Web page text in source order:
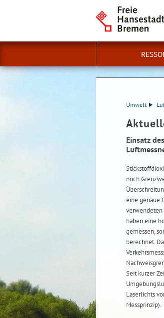
Umwelt
Einsatz
noch
eine genaue
verwendeten
haben eine
gemessen,
berechnet.
Seit kurzer
Laserlichts
Messprinzip).